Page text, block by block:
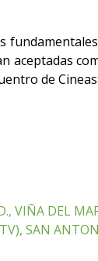
aceptadas
de
VIÑA DEL
SAN